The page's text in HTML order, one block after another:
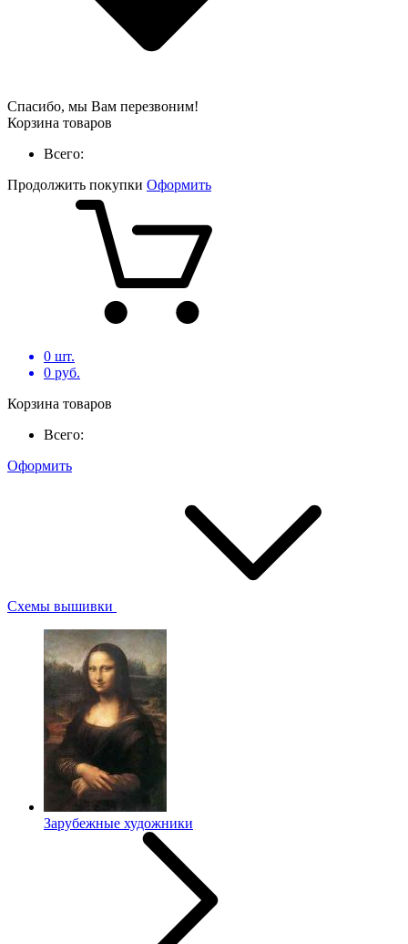
Спасибо, мы Вам перезвоним!
Корзина товаров
Всего:
Продолжить покупки Оформить
0 шт.
0 руб.
Корзина товаров
Всего:
Оформить
Схемы вышивки
Зарубежные художники